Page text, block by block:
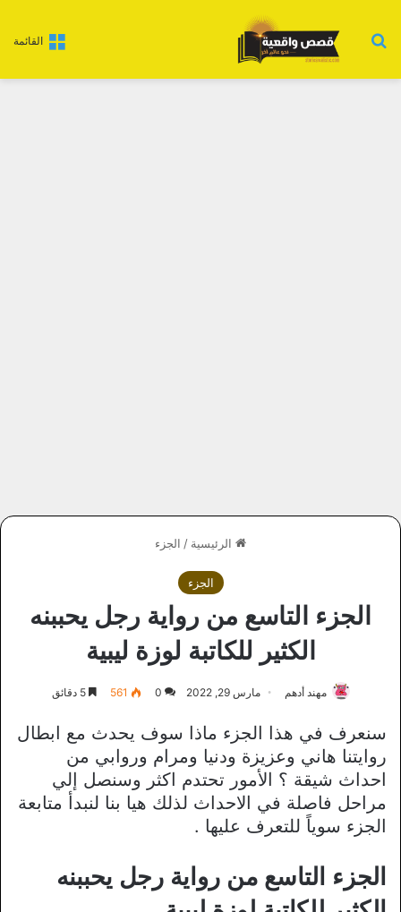
القائمة بحث عن
الرئيسية / الجزء
الجزء
الجزء التاسع من رواية رجل يحببنه
الكثير للكاتبة لوزة ليبية
مهند أدهم مارس 29, 2022 0
561 5 دقائق
سنعرف في هذا الجزء ماذا سوف يحدث مع ابطال
روايتنا هاني وعزيزة ودنيا ومرام وروابي من
احداث شيقة ؟ الأمور تحتدم اكثر وسنصل إلي
مراحل فاصلة في الاحداث لذلك هيا بنا لنبدأ متابعة
الجزء سوياً للتعرف عليها .
الجزء التاسع من رواية رجل يحببنه